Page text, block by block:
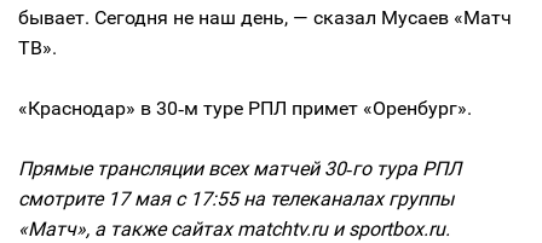
бывает. Сегодня не наш день, — сказал Мусаев «Матч
ТВ».
«Краснодар» в 30‑м туре РПЛ примет «Оренбург».
Прямые трансляции всех матчей 30‑го тура РПЛ
смотрите 17 мая с 17:55 на телеканалах группы
«Матч», а также сайтах matchtv.ru и sportbox.ru.